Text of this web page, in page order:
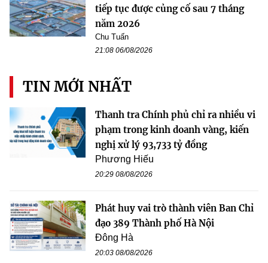
tiếp tục được củng cố sau 7 tháng
năm 2026
Chu Tuấn
21:08 06/08/2026
TIN MỚI NHẤT
Thanh tra Chính phủ chỉ ra nhiều vi
phạm trong kinh doanh vàng, kiến
nghị xử lý 93,733 tỷ đồng
Phương Hiếu
20:29 08/08/2026
Phát huy vai trò thành viên Ban Chỉ
đạo 389 Thành phố Hà Nội
Đông Hà
20:03 08/08/2026